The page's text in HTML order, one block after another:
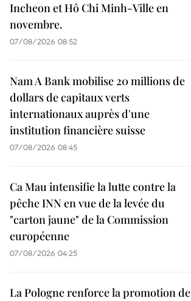
Incheon et Hô Chi Minh-Ville en
novembre.
07/08/2026 08:52
Nam A Bank mobilise 20 millions de
dollars de capitaux verts
internationaux auprès d'une
institution financière suisse
07/08/2026 08:45
Ca Mau intensifie la lutte contre la
pêche INN en vue de la levée du
"carton jaune" de la Commission
européenne
07/08/2026 04:25
La Pologne renforce la promotion de